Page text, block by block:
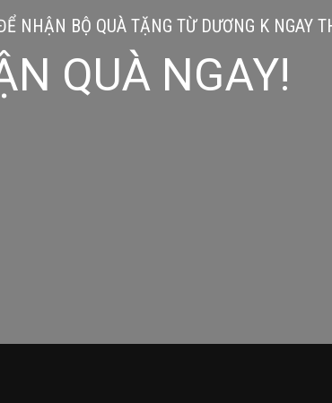
NHẬN BỘ QUÀ TẶNG TỪ DƯƠNG K NGAY
QUÀ NGAY!